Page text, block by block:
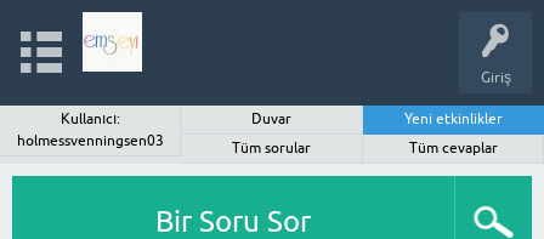
Giriş
Kullanıcı:
holmessvenningsen03
Duvar
Yeni etkinlikler
Tüm sorular
Tüm cevaplar
Bir Soru Sor